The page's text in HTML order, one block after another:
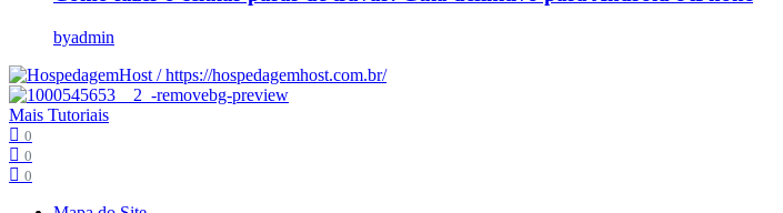
byadmin
Mais Tutoriais
0
0
0